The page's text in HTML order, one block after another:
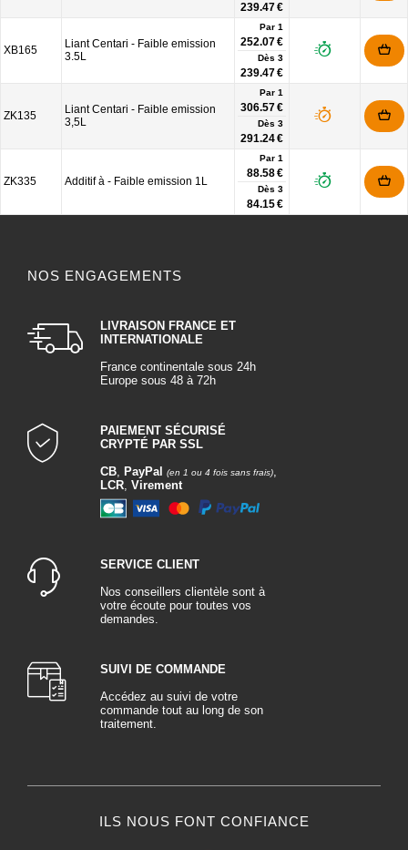
239.47 €
XB165
Liant Centari - Faible emission
3.5L
Par 1
252.07 €
Dès 3
239.47 €
ZK135
Liant Centari - Faible emission
3,5L
Par 1
306.57 €
Dès 3
291.24 €
ZK335 Additif à - Faible emission 1L
Par 1
88.58 €
Dès 3
84.15 €
NOS ENGAGEMENTS
LIVRAISON FRANCE ET
INTERNATIONALE
France continentale sous 24h
Europe sous 48 à 72h
PAIEMENT SÉCURISÉ
CRYPTÉ PAR SSL
CB, PayPal (en 1 ou 4 fois sans frais),
LCR, Virement
SERVICE CLIENT
Nos conseillers clientèle sont à
votre écoute pour toutes vos
demandes.
SUIVI DE COMMANDE
Accédez au suivi de votre
commande tout au long de son
traitement.
ILS NOUS FONT CONFIANCE